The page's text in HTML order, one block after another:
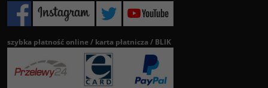
szybka płatność online / karta płatnicza / BLIK